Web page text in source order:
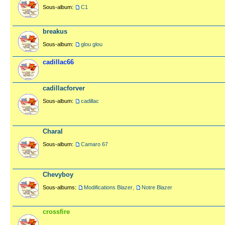
Sous-album: C1
breakus
Sous-album: glou glou
cadillac66
cadillacforver
Sous-album: cadillac
Charal
Sous-album: Camaro 67
Chevyboy
Sous-albums: Modifications Blazer Notre Blazer
crossfire